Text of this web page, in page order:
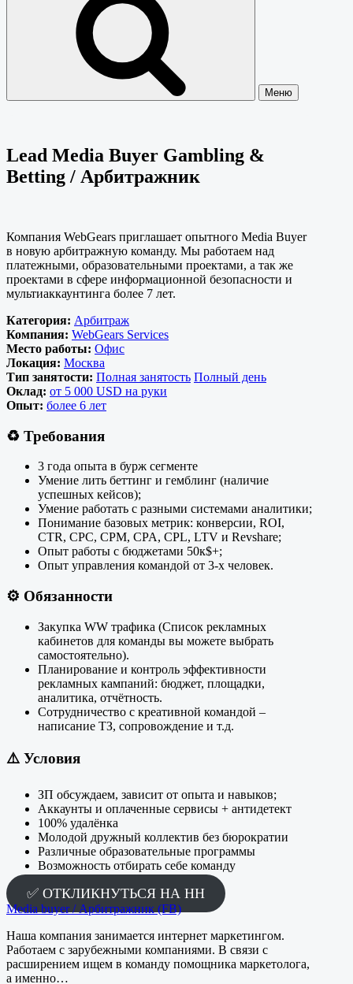
Меню
Lead Media Buyer Gambling &
Betting / Арбитражник
Компания WebGears приглашает опытного Media Buyer
в новую арбитражную команду. Мы работаем над
платежными, образовательными проектами, а так же
проектами в сфере информационной безопасности и
мультиаккаунтинга более 7 лет.
Категория: Арбитраж
Компания: WebGears Services
Место работы: Офис
Локация: Москва
Тип занятости: Полная занятость Полный день
Оклад: от 5 000 USD на руки
Опыт: более 6 лет
♻️ Требования
3 года опыта в бурж сегменте
Умение лить беттинг и гемблинг (наличие
успешных кейсов);
Умение работать с разными системами аналитики;
Понимание базовых метрик: конверсии, ROI,
CTR, CPC, CPM, CPA, CPL, LTV и Revshare;
Опыт работы с бюджетами 50к$+;
Опыт управления командой от 3-х человек.
⚙️ Обязанности
Закупка WW трафика (Список рекламных
кабинетов для команды вы можете выбрать
самостоятельно).
Планирование и контроль эффективности
рекламных кампаний: бюджет, площадки,
аналитика, отчётность.
Сотрудничество с креативной командой –
написание ТЗ, сопровождение и т.д.
⚠️ Условия
ЗП обсуждаем, зависит от опыта и навыков;
Аккаунты и оплаченные сервисы + антидетект
100% удалёнка
Молодой дружный коллектив без бюрократии
Различные образовательные программы
Возможность отбирать себе команду
✅ ОТКЛИКНУТЬСЯ НА HH
Media buyer / Арбитражник (FB)
Наша компания занимается интернет маркетингом.
Работаем с зарубежными компаниями. В связи с
расширением ищем в команду помощника маркетолога,
а именно…